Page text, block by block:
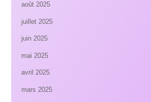
août 2025
juillet 2025
juin 2025
mai 2025
avril 2025
mars 2025